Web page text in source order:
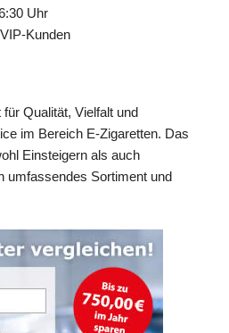
Uhr
Kunden
Qualität, Vielfalt und
im Bereich E-Zigaretten. Das
Einsteigern als auch
umfassendes Sortiment und